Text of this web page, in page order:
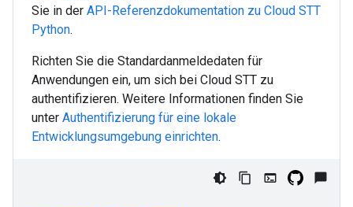
Sie in der API-Referenzdokumentation zu Cloud STT
Python.
Richten Sie die Standardanmeldedaten für
Anwendungen ein, um sich bei Cloud STT zu
authentifizieren. Weitere Informationen finden Sie
unter Authentifizierung für eine lokale
Entwicklungsumgebung einrichten.